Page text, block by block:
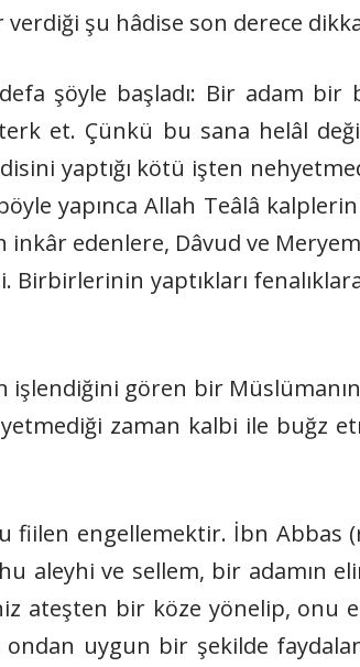
şu hâdise son derece
şöyle başladı: Bir adam bir
et. Çünkü bu sana helâl
yaptığı kötü işten
yapınca Allah Teâlâ
inkâr edenlere, Dâvud ve
Birbirlerinin yaptıkları
gören bir
zaman kalbi ile buğz
engellemektir. İbn Abbas
aleyhi ve sellem, bir adamın
ateşten bir köze yönelip, onu
uygun bir şekilde